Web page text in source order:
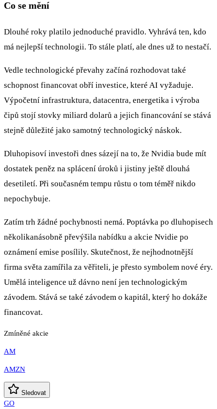
Co se mění
Dlouhé roky platilo jednoduché pravidlo. Vyhrává ten, kdo
má nejlepší technologii. To stále platí, ale dnes už to nestačí.
Vedle technologické převahy začíná rozhodovat také
schopnost financovat obří investice, které AI vyžaduje.
Výpočetní infrastruktura, datacentra, energetika i výroba
čipů stojí stovky miliard dolarů a jejich financování se stává
stejně důležité jako samotný technologický náskok.
Dluhopisoví investoři dnes sázejí na to, že Nvidia bude mít
dostatek peněz na splácení úroků i jistiny ještě dlouhá
desetiletí. Při současném tempu růstu o tom téměř nikdo
nepochybuje.
Zatím trh žádné pochybnosti nemá. Poptávka po dluhopisech
několikanásobně převýšila nabídku a akcie Nvidie po
oznámení emise posílily. Skutečnost, že nejhodnotnější
firma světa zamířila za věřiteli, je přesto symbolem nové éry.
Umělá inteligence už dávno není jen technologickým
závodem. Stává se také závodem o kapitál, který ho dokáže
financovat.
Zmíněné akcie
AM
AMZN
Sledovat
GO